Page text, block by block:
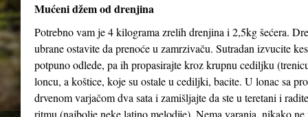
Mućeni džem od drenjina
Potrebno vam je 4 kilograma zrelih drenjina i 2,5kg šećera.
ubrane ostavite da prenoće u zamrzivaču. Sutradan izvucite
potpuno odlede, pa ih propasirajte kroz krupnu cediljku
loncu, a koštice, koje su ostale u cediljki, bacite. U lonac sa
drvenom varjačom dva sata i zamišljajte da ste u teretani i
ritmu (najbolje neke latino melodije). Nema varanja, nikako